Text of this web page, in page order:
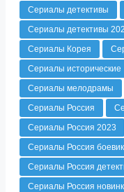
Сериалы детективы
Сериалы детективы
Сериалы Корея
Сериалы исторические
Сериалы мелодрамы
Сериалы Россия
Сериалы Россия 2023
Сериалы Россия
Сериалы Россия
Сериалы Россия